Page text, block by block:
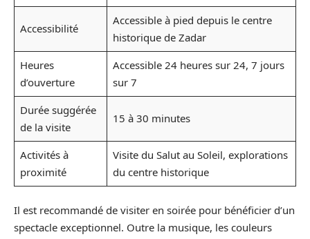
Accessibilité
Accessible à pied depuis le centre
historique de Zadar
Heures
d’ouverture
Accessible 24 heures sur 24, 7 jours
sur 7
Durée suggérée
de la visite
15 à 30 minutes
Activités à
proximité
Visite du Salut au Soleil, explorations
du centre historique
Il est recommandé de visiter en soirée pour bénéficier d’un
spectacle exceptionnel. Outre la musique, les couleurs